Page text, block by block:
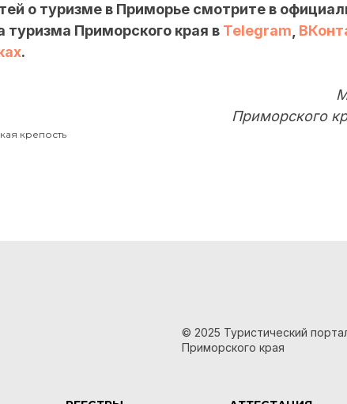
о туризме в Приморье смотрите в
туризма Приморского края в Telegram
.
Приморского
крепость
© 2025 Туристический
Приморского края